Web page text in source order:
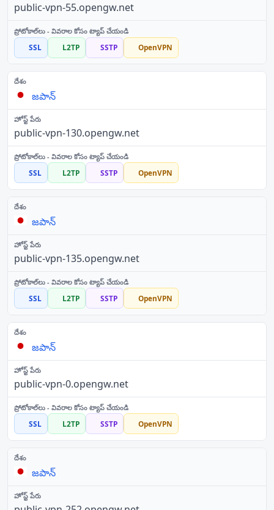
public-vpn-55.opengw.net
SSL L2TP SSTP OpenVPN
జపాన్
public-vpn-130.opengw.net
SSL L2TP SSTP OpenVPN
జపాన్
public-vpn-135.opengw.net
SSL L2TP SSTP OpenVPN
జపాన్
public-vpn-0.opengw.net
SSL L2TP SSTP OpenVPN
జపాన్